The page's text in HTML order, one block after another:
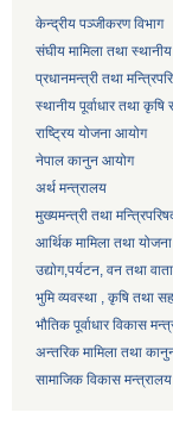
केन्द्रीय पञ्जीकरण विभाग
संघीय मामिला तथा
प्रधानमन्त्री तथा
स्थानीय पूर्वाधार तथा
राष्ट्रिय योजना आयोग
नेपाल कानुन आयोग
अर्थ मन्त्रालय
मुख्यमन्त्री तथा
आर्थिक मामिला तथा
उद्याेग,पर्यटन, वन तथा
भुमि व्यवस्था , कृषि तथा
भौतिक पूर्वाधार विकास
अन्तरिक मामिला तथा
सामाजिक विकास